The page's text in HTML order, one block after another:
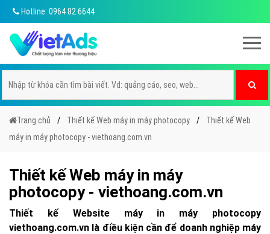
Hotline: 0964 82 6644
Trang chủ Thiết kế Web máy in máy photocopy
Thiết kế Web
máy in máy photocopy - viethoang.com.vn
Thiết kế Web máy in máy
photocopy - viethoang.com.vn
Thiết kế Website máy in máy photocopy
viethoang.com.vn là điều kiện cần để doanh nghiệp máy